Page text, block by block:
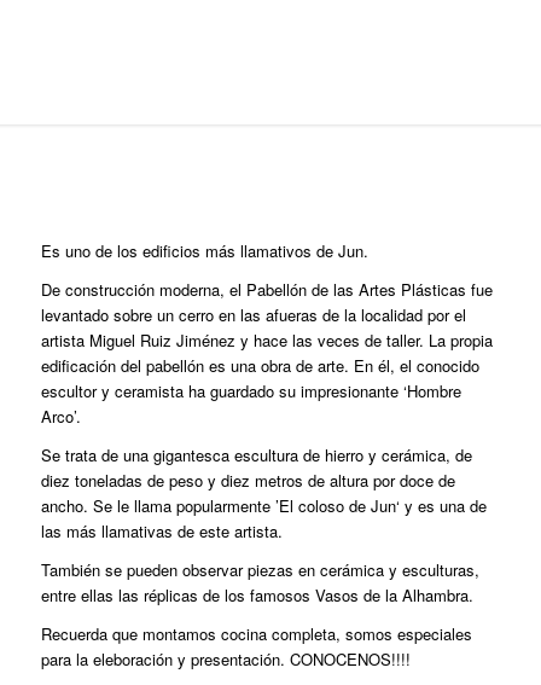
Es uno de los edificios más llamativos de Jun.
De construcción moderna, el Pabellón de las Artes Plásticas fue
levantado sobre un cerro en las afueras de la localidad por el
artista Miguel Ruiz Jiménez y hace las veces de taller. La propia
edificación del pabellón es una obra de arte. En él, el conocido
escultor y ceramista ha guardado su impresionante ‘Hombre
Arco’.
Se trata de una gigantesca escultura de hierro y cerámica, de
diez toneladas de peso y diez metros de altura por doce de
ancho. Se le llama popularmente ’El coloso de Jun‘ y es una de
las más llamativas de este artista.
También se pueden observar piezas en cerámica y esculturas,
entre ellas las réplicas de los famosos Vasos de la Alhambra.
Recuerda que montamos cocina completa, somos especiales
para la eleboración y presentación. CONOCENOS!!!!